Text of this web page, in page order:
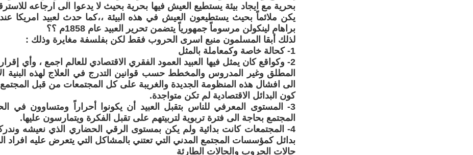
بحرية مع ايجاد بيئة يستطيع العيش فيها بحرية بحيث لا يدعوا الى ارجاعه
يكن ملائماً بحيث يستطيعون العيش في هذه البيئة ،،كما حدث لعبيد امريكا
براهام لينكولن مرسوماً جمهورياً يتضمن تحرير العبيد عام 1858م ؟؟
لذلك أبقا المسلمون منبع اسرى الحروب فقط لكن بفلسفة مغايرة وذلك :
1- كحالة خاصة وكمعاملة بالمثل
2- وكواقع كان يمثل فيها العبيد العمود الفقري الاقتصادي للعالم اجمع ، وأي
المطلق وغير المدروس والمخطط حسب قوانين التدرج في العلاج لهذه البنية
الى افشال هذه المنظومة الجديدة والغريبة على كل المجتمعات من قبل
كون البدائل الاقتصادية لم تكن متواجدة.
3- المستوى المعرفي للناس بتقبل العبيد أن يكونوا أحراراً ومتساوون في
المجتمع بحاجة الى فترة تربوية لتربيتهم على تقبل الفكرة ويتمارسون عليها.
4- المجتمعات كانت بدائية ولم يكن بمستوى الرقي الحضاري الذي نعيشه
بدائل كمؤسسات المجتمع المدني التي تعتني بالمشاكل التي يتعرض عليه افراد
حالات الحروب والحالات الطارئة